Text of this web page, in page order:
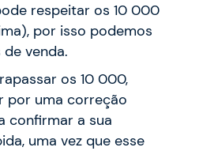
respeitar os 10 000
por isso podemos
venda.
os 10 000,
por uma correção
confirmar a sua
uma vez que esse